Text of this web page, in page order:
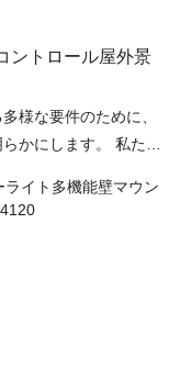
ントロール屋外景
様な要件のために、
かにします。 私たち
たすために製品を製